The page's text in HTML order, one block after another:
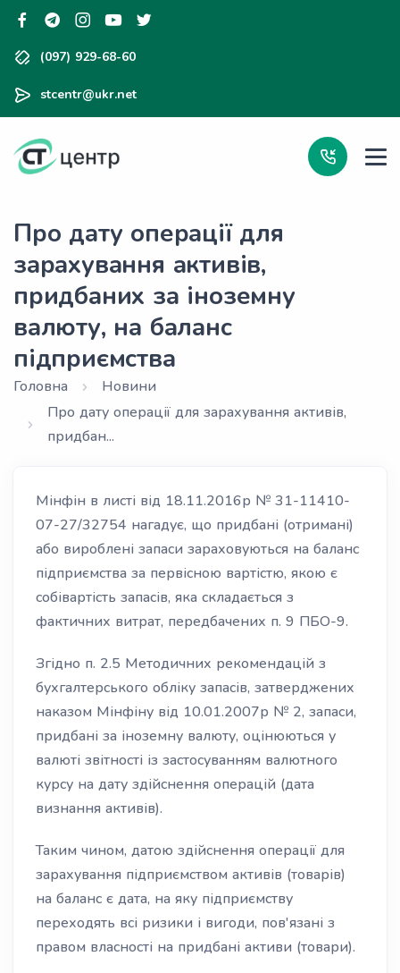
(097) 929-68-60
stcentr@ukr.net
Про дату операції для
зарахування активів,
придбаних за іноземну
валюту, на баланс
підприємства
Головна
Новини
Про дату операції для зарахування активів,
придбан...
Мінфін в листі від 18.11.2016р № 31-11410-
07-27/32754 нагадує, що придбані (отримані)
або вироблені запаси зараховуються на баланс
підприємства за первісною вартістю, якою є
собівартість запасів, яка складається з
фактичних витрат, передбачених п. 9 ПБО-9.
Згідно п. 2.5 Методичних рекомендацій з
бухгалтерського обліку запасів, затверджених
наказом Мінфіну від 10.01.2007р № 2, запаси,
придбані за іноземну валюту, оцінюються у
валюті звітності із застосуванням валютного
курсу на дату здійснення операцій (дата
визнання активів).
Таким чином, датою здійснення операції для
зарахування підприємством активів (товарів)
на баланс є дата, на яку підприємству
переходять всі ризики і вигоди, пов'язані з
правом власності на придбані активи (товари).